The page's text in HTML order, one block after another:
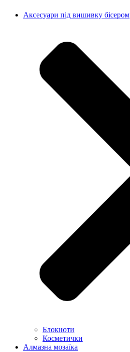
Аксесуари під вишивку бісером
Блокноти
Косметички
Алмазна мозаїка